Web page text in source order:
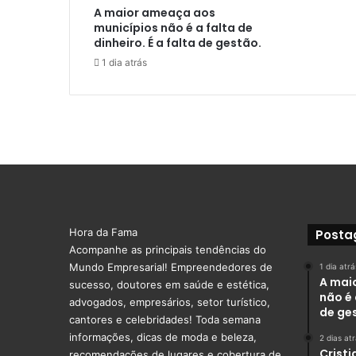
A maior ameaça aos
municípios não é a falta de
dinheiro. É a falta de gestão.
1 dia atrás
Hora da Fama
Acompanhe as principais tendências do
Mundo Empresarial! Empreendedores de
sucesso, doutores em saúde e estética,
advogados, empresários, setor turístico,
cantores e celebridades! Toda semana
informações, dicas de moda e beleza,
1 dia
A
não
de
2 dias